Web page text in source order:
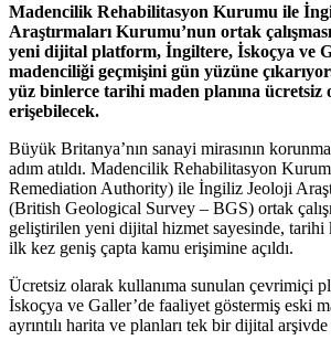
Madencilik Rehabilitasyon Kurumu ile
Araştırmaları Kurumu’nun ortak
yeni dijital platform, İngiltere, İskoçya ve
madenciliği geçmişini gün yüzüne
yüz binlerce tarihi maden planına
erişebilecek.
Büyük Britanya’nın sanayi mirasının
adım atıldı. Madencilik Rehabilitasyon
Remediation Authority) ile İngiliz Jeoloji
(British Geological Survey – BGS) ortak
geliştirilen yeni dijital hizmet sayesinde, tarihi
ilk kez geniş çapta kamu erişimine açıldı.
Ücretsiz olarak kullanıma sunulan çevrimiçi
İskoçya ve Galler’de faaliyet göstermiş eski
ayrıntılı harita ve planları tek bir dijital